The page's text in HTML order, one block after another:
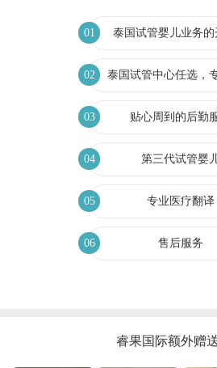
泰国试管婴儿业务
01
泰国试管中心任选，
02
贴心周到的后勤
03
第三代试管婴
04
专业医疗翻译
05
售后服务
06
睿果国际额外赠